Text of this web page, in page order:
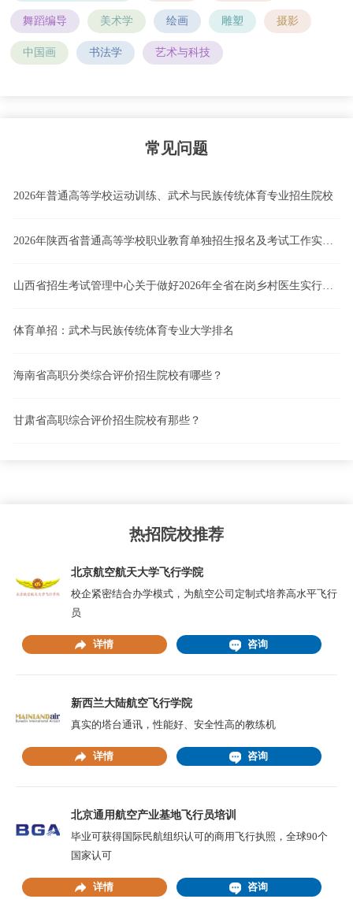
舞蹈编导 美术学 绘画 雕塑 摄影
中国画 书法学 艺术与科技
常见问题
2026年普通高等学校运动训练、武术与民族传统体育专业招生院校
2026年陕西省普通高等学校职业教育单独招生报名及考试工作实施办法
山西省招生考试管理中心关于做好2026年全省在岗乡村医生实行高职院校单独招生工作的通知
体育单招：武术与民族传统体育专业大学排名
海南省高职分类综合评价招生院校有哪些？
甘肃省高职综合评价招生院校有那些？
热招院校推荐
北京航空航天大学飞行学院
校企紧密结合办学模式，为航空公司定制式培养高水平飞行
员
详情 咨询
新西兰大陆航空飞行学院
真实的塔台通讯，性能好、安全性高的教练机
详情 咨询
北京通用航空产业基地飞行员培训
毕业可获得国际民航组织认可的商用飞行执照，全球90个
国家认可
详情 咨询